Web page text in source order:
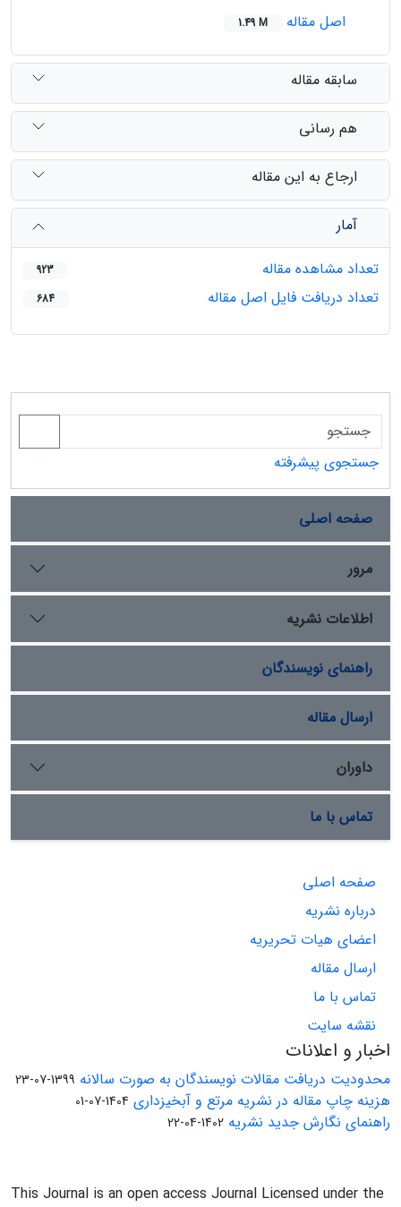
اصل مقاله
1.49 M
سابقه مقاله
هم رسانی
ارجاع به این مقاله
آمار
تعداد مشاهده مقاله
923
تعداد دریافت فایل اصل مقاله 684
جستجوی پیشرفته
صفحه اصلی
مرور
اطلاعات نشریه
راهنمای نویسندگان
ارسال مقاله
داوران
تماس با ما
صفحه اصلی
درباره نشریه
اعضای هیات تحریریه
ارسال مقاله
تماس با ما
نقشه سایت
اخبار و اعلانات
محدودیت دریافت مقالات نویسندگان به صورت سالانه 1399-07-23
هزینه چاپ مقاله در نشریه مرتع و آبخیزداری 1404-07-01
راهنمای نگارش جدید نشریه 1402-04-22
This Journal is an open access Journal Licensed under the